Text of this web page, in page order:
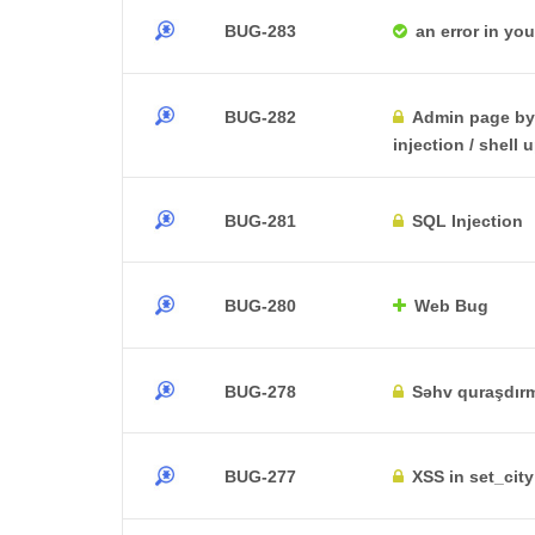
BUG-283 an error in
BUG-282
Admin page
injection / shell
BUG-281 SQL Injection
BUG-280 Web Bug
BUG-278 Səhv
BUG-277 XSS in set_city